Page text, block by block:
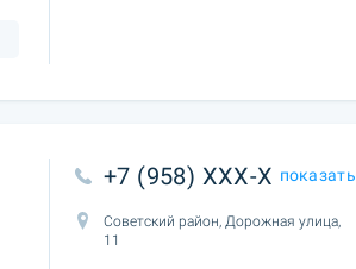
+7 (958) XXX-X показать
Советский район, Дорожная улица,
11